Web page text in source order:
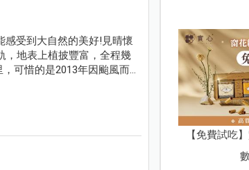
受到大自然的美好!見晴懷
，地表上植披豐富，全程幾
可惜的是2013年因颱風而
【免費試吃